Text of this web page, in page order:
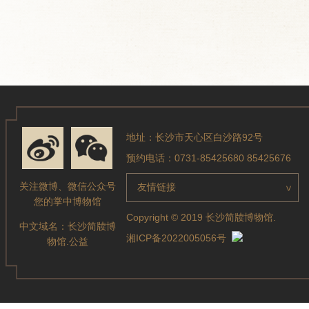
关注微博、微信公众号
您的掌中博物馆
中文域名： 长沙简牍博
物馆.公益
地址：长沙市天心区白沙路92号
预约电话：0731-85425680 85425676
友情链接 >
Copyright © 2019 长沙简牍博物馆.
湘ICP备2022005056号